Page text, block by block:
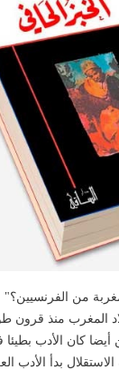
من الفرنسيين؟"
المغرب منذ قرون
كان الأدب بطيئا في
الاستقلال بدأ